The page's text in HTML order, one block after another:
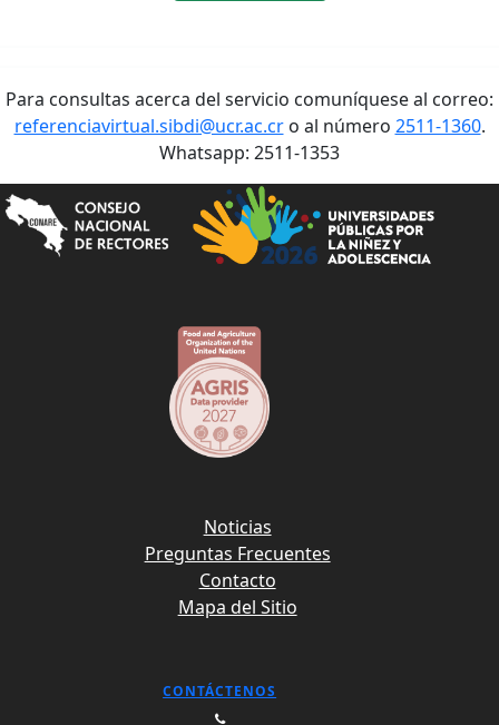
Para consultas acerca del servicio comuníquese al correo:
referenciavirtual.sibdi@ucr.ac.cro al número 2511-1360.
Whatsapp: 2511-1353
Noticias
Preguntas Frecuentes
Contacto
Mapa del Sitio
CONTÁCTENOS